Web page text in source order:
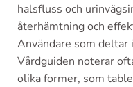
halsfluss och
återhämtning och
Användare som
Vårdguiden noterar
olika former, som